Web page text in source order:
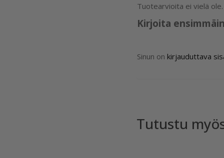
Tuotearvioita ei vielä ole.
Kirjoita
Sinun on kirjauduttava
Tutustu